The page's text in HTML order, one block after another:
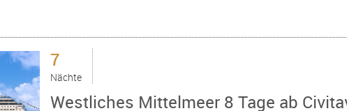
7
Nächte
Westliches Mittelmeer 8 Tage ab